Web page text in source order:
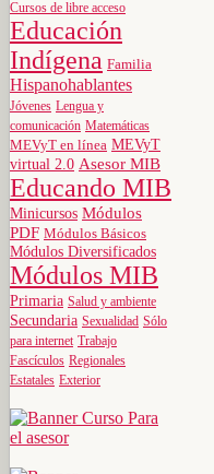
Cursos de libre acceso
Educación
Indígena Familia
Hispanohablantes
Jóvenes Lengua y
comunicación Matemáticas
MEVyT en línea MEVyT
virtual 2.0 Asesor MIB
Educando MIB
Minicursos Módulos
PDF Módulos Básicos
Módulos Diversificados
Módulos MIB
Primaria Salud y ambiente
Secundaria Sexualidad Sólo
para internet Trabajo
Fascículos Regionales
Estatales Exterior